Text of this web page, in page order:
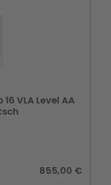
VLA Level AA
855,00 €